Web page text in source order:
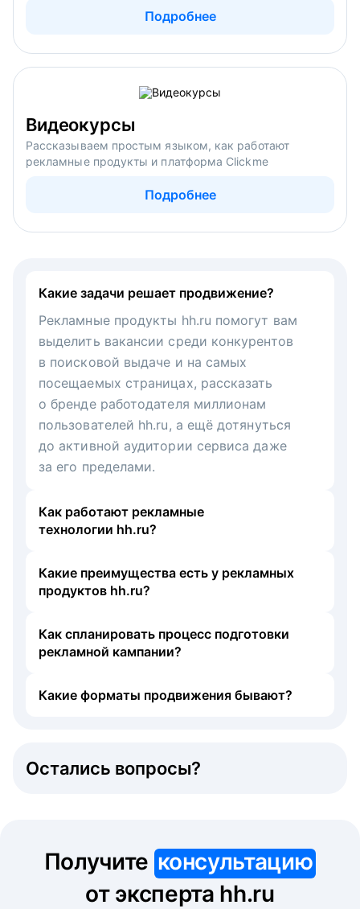
Подробнее
Видеокурсы
Рассказываем простым языком, как работают
рекламные продукты и платформа Clickme
Подробнее
Какие задачи решает продвижение?
Рекламные продукты hh.ru помогут вам
выделить вакансии среди конкурентов
в поисковой выдаче и на самых
посещаемых страницах, рассказать
о бренде работодателя миллионам
пользователей hh.ru, а ещё дотянуться
до активной аудитории сервиса даже
за его пределами.
Как работают рекламные
технологии hh.ru?
Какие преимущества есть у рекламных
продуктов hh.ru?
Как спланировать процесс подготовки
рекламной кампании?
Какие форматы продвижения бывают?
Остались вопросы?
Получите консультацию
от эксперта hh.ru